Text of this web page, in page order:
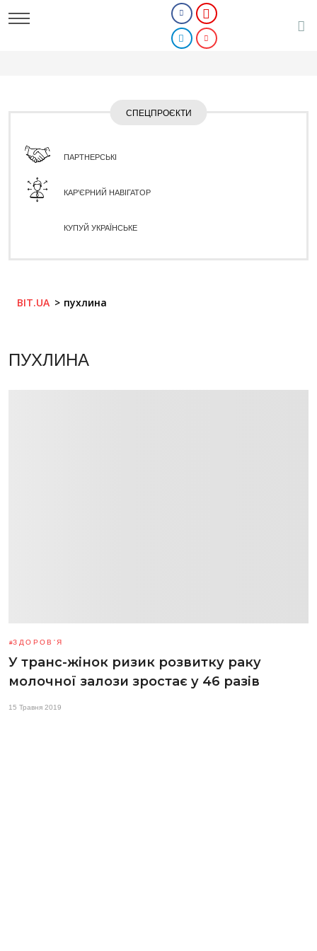
СПЕЦПРОЄКТИ
ПАРТНЕРСЬКІ
КАР'ЄРНИЙ НАВІГАТОР
КУПУЙ УКРАЇНСЬКЕ
BIT.UA пухлина
ПУХЛИНА
ЗДОРОВ'Я
У транс-жінок ризик розвитку раку
молочної залози зростає у 46 разів
15 Травня 2019